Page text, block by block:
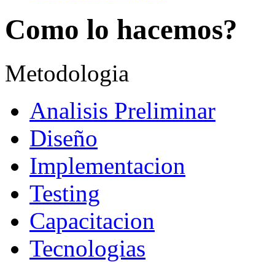
Como lo hacemos?
Metodologia
Analisis Preliminar
Diseño
Implementacion
Testing
Capacitacion
Tecnologias